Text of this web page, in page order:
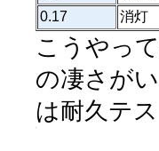
0.17
消灯
こうやっ
の凄さが
は耐久テ